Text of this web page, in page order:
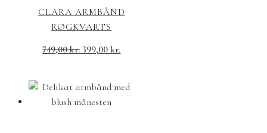
CLARA ARMBÅND
RØGKVARTS
749,00kr.Den
var:
749,00 kr..
399,00kr.Den
er: